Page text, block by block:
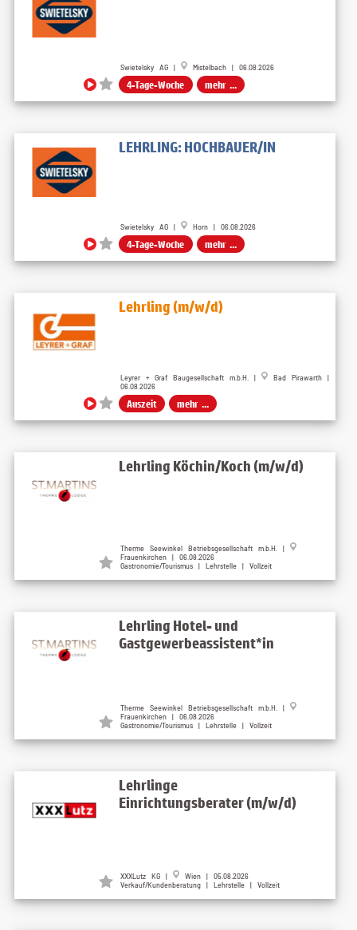
Swietelsky AG | Mistelbach | 06.08.2026
4-Tage-Woche mehr ...
LEHRLING: HOCHBAUER/IN
Swietelsky AG | Horn | 06.08.2026
4-Tage-Woche mehr ...
Lehrling (m/w/d)
Leyrer + Graf Baugesellschaft m.b.H. |
Bad Pirawarth |
06.08.2026
Auszeit mehr ...
Lehrling Köchin/Koch (m/w/d)
Therme Seewinkel Betriebsgesellschaft m.b.H. |
Frauenkirchen | 06.08.2026
Gastronomie/Tourismus | Lehrstelle | Vollzeit
Lehrling Hotel- und
Gastgewerbeassistent*in
Therme Seewinkel Betriebsgesellschaft m.b.H. |
Frauenkirchen | 06.08.2026
Gastronomie/Tourismus | Lehrstelle | Vollzeit
Lehrlinge
Einrichtungsberater (m/w/d)
XXXLutz KG |
Wien | 05.08.2026
Verkauf/Kundenberatung | Lehrstelle | Vollzeit